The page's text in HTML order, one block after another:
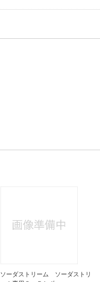
ソーダストリーム ソーダストリ